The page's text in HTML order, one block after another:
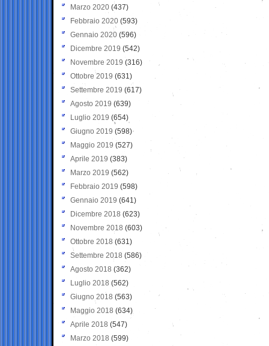
Marzo 2020 (437)
Febbraio 2020 (593)
Gennaio 2020 (596)
Dicembre 2019 (542)
Novembre 2019 (316)
Ottobre 2019 (631)
Settembre 2019 (617)
Agosto 2019 (639)
Luglio 2019 (654)
Giugno 2019 (598)
Maggio 2019 (527)
Aprile 2019 (383)
Marzo 2019 (562)
Febbraio 2019 (598)
Gennaio 2019 (641)
Dicembre 2018 (623)
Novembre 2018 (603)
Ottobre 2018 (631)
Settembre 2018 (586)
Agosto 2018 (362)
Luglio 2018 (562)
Giugno 2018 (563)
Maggio 2018 (634)
Aprile 2018 (547)
Marzo 2018 (599)